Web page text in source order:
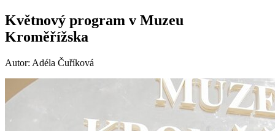
Květnový program v Muzeu
Kroměřížska
Autor: Adéla Čuříková